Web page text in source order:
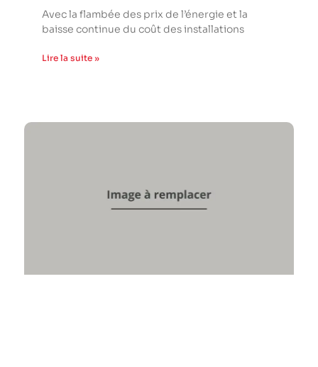
Avec la flambée des prix de l’énergie et la
baisse continue du coût des installations
Lire la suite »